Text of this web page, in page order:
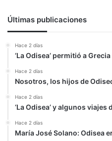
Últimas publicaciones
Hace 2 días
‘La Odisea’ permitió a
Hace 2 días
Nosotros, los hijos de
Hace 2 días
‘La Odisea’ y algunos viajes
Hace 2 días
María José Solano: Odisea